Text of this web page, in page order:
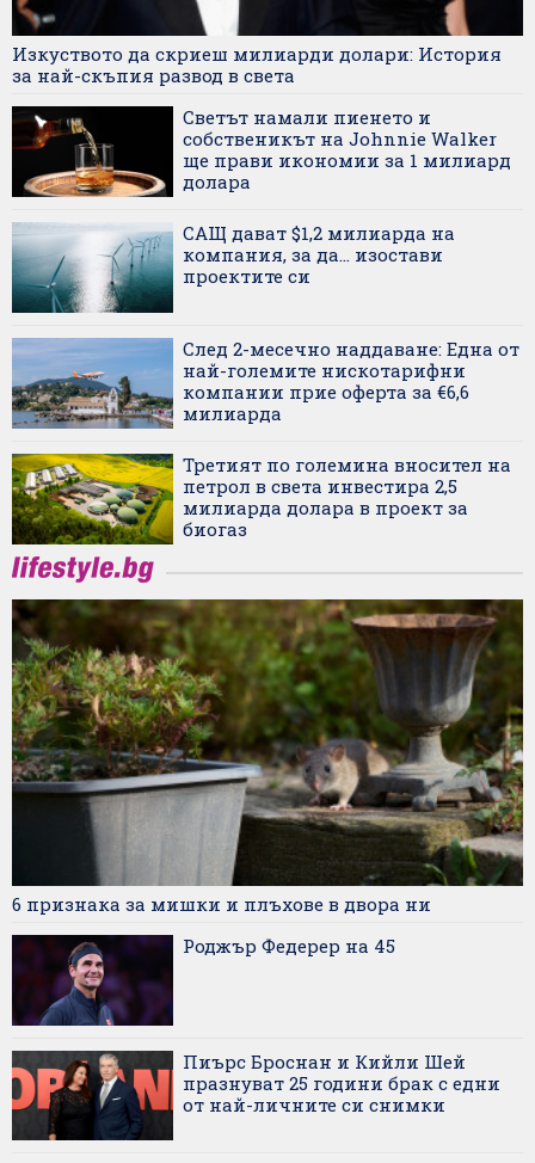
Изкуството да скриеш милиарди долари: История
за най-скъпия развод в света
Светът намали пиенето и
собственикът на Johnnie Walker
ще прави икономии за 1 милиард
долара
САЩ дават $1,2 милиарда на
компания, за да... изостави
проектите си
След 2-месечно наддаване: Една от
най-големите нискотарифни
компании прие оферта за €6,6
милиарда
Третият по големина вносител на
петрол в света инвестира 2,5
милиарда долара в проект за
биогаз
6 признака за мишки и плъхове в двора ни
Роджър Федерер на 45
Пиърс Броснан и Кийли Шей
празнуват 25 години брак с едни
от най-личните си снимки